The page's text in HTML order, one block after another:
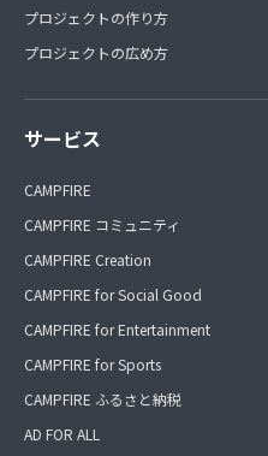
プロジェクトの作り方
プロジェクトの広め方
サービス
CAMPFIRE
CAMPFIRE コミュニティ
CAMPFIRE Creation
CAMPFIRE for Social Good
CAMPFIRE for Entertainment
CAMPFIRE for Sports
CAMPFIRE ふるさと納税
AD FOR ALL